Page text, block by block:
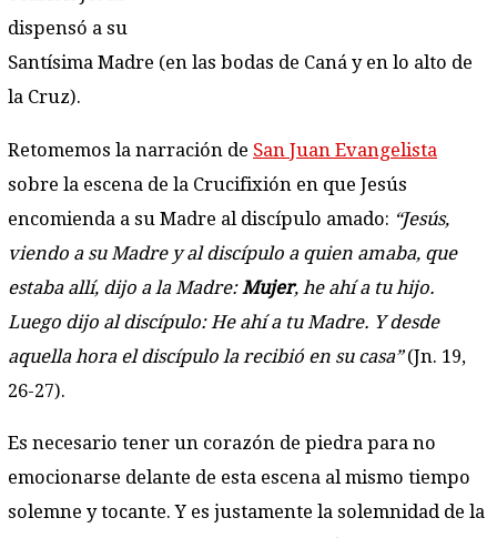
dispensó a su
Santísima Madre (en las bodas de Caná y en lo alto de
la Cruz).
Retomemos la narración de San Juan Evangelista
sobre la escena de la Crucifixión en que Jesús
encomienda a su Madre al discípulo amado: “Jesús,
viendo a su Madre y al discípulo a quien amaba, que
estaba allí, dijo a la Madre:Mujer, he ahí a tu hijo.
Luego dijo al discípulo: He ahí a tu Madre. Y desde
aquella hora el discípulo la recibió en su casa”(Jn. 19,
26-27).
Es necesario tener un corazón de piedra para no
emocionarse delante de esta escena al mismo tiempo
solemne y tocante. Y es justamente la solemnidad de la